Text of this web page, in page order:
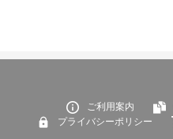
ご利用案内
プライバシーポリシー